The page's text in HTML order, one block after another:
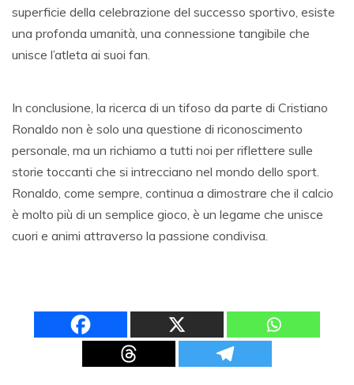
superficie della celebrazione del successo sportivo, esiste
una profonda umanità, una connessione tangibile che
unisce l’atleta ai suoi fan.
In conclusione, la ricerca di un tifoso da parte di Cristiano
Ronaldo non è solo una questione di riconoscimento
personale, ma un richiamo a tutti noi per riflettere sulle
storie toccanti che si intrecciano nel mondo dello sport.
Ronaldo, come sempre, continua a dimostrare che il calcio
è molto più di un semplice gioco, è un legame che unisce
cuori e animi attraverso la passione condivisa.